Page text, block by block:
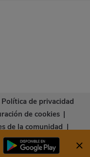
Política de privacidad
de cookies |
de la comunidad |
2026